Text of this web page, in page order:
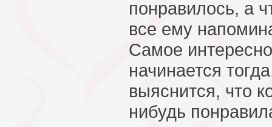
понравилось, а
все ему
Самое
начинается
выяснится, что
нибудь